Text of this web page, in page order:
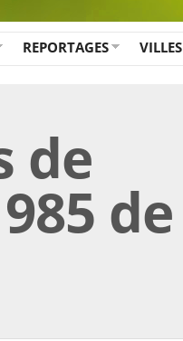
REPORTAGES VILLES
de
de